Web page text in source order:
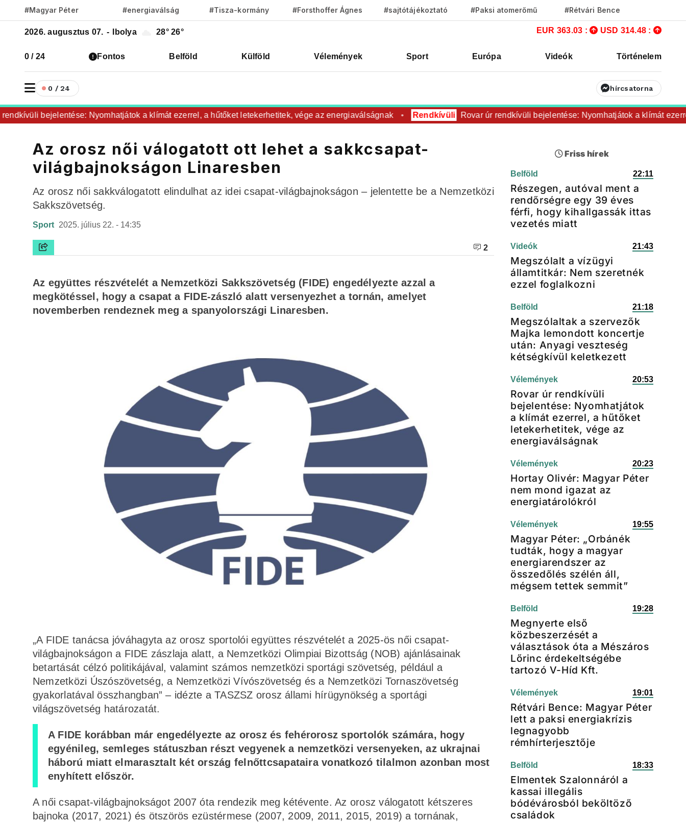
#Magyar Péter #energiaválság #Tisza-kormány #Forsthoffer Ágnes #sajtótájékoztató #Paksi atomerőmű #Rétvári Bence
2026. augusztus 07. - Ibolya 28° 26° EUR 363.03 : USD 314.48 :
0 / 24 Fontos Belföld Külföld Vélemények Sport Európa Videók Történelem
0 / 24 hírcsatorna
bejelentése: Nyomhatjátok a klímát ezerrel, a hűtőket letekerhetitek, vége az energiaválságnak Rendkívüli Rovar úr rendkívüli bejelentése: Nyomhatjátok a klímát ezerrel,
Az orosz női válogatott ott lehet a sakkcsapat-
világbajnokságon Linaresben
Az orosz női sakkválogatott elindulhat az idei csapat-világbajnokságon – jelentette be a Nemzetközi
Sakkszövetség.
Sport 2025. július 22. - 14:35
2
Az együttes részvételét a Nemzetközi Sakkszövetség (FIDE) engedélyezte azzal a
megkötéssel, hogy a csapat a FIDE-zászló alatt versenyezhet a tornán, amelyet
novemberben rendeznek meg a spanyolországi Linaresben.
„A FIDE tanácsa jóváhagyta az orosz sportolói együttes részvételét a 2025-ös női csapat-
világbajnokságon a FIDE zászlaja alatt, a Nemzetközi Olimpiai Bizottság (NOB) ajánlásainak
betartását célzó politikájával, valamint számos nemzetközi sportági szövetség, például a
Nemzetközi Úszószövetség, a Nemzetközi Vívószövetség és a Nemzetközi Tornaszövetség
gyakorlatával összhangban” – idézte a TASZSZ orosz állami hírügynökség a sportági
világszövetség határozatát.
A FIDE korábban már engedélyezte az orosz és fehérorosz sportolók számára, hogy
egyénileg, semleges státuszban részt vegyenek a nemzetközi versenyeken, az ukrajnai
háború miatt elmarasztalt két ország felnőttcsapataira vonatkozó tilalmon azonban most
enyhített először.
A női csapat-világbajnokságot 2007 óta rendezik meg kétévente. Az orosz válogatott kétszeres
bajnoka (2017, 2021) és ötszörös ezüstérmese (2007, 2009, 2011, 2015, 2019) a tornának,
Friss hírek
Belföld 22:11
Részegen, autóval ment a
rendőrségre egy 39 éves
férfi, hogy kihallgassák ittas
vezetés miatt
Videók 21:43
Megszólalt a vízügyi
államtitkár: Nem szeretnék
ezzel foglalkozni
Belföld 21:18
Megszólaltak a szervezők
Majka lemondott koncertje
után: Anyagi veszteség
kétségkívül keletkezett
Vélemények 20:53
Rovar úr rendkívüli
bejelentése: Nyomhatjátok
a klímát ezerrel, a hűtőket
letekerhetitek, vége az
energiaválságnak
Vélemények 20:23
Hortay Olivér: Magyar Péter
nem mond igazat az
energiatárolókról
Vélemények 19:55
Magyar Péter: „Orbánék
tudták, hogy a magyar
energiarendszer az
összedőlés szélén áll,
mégsem tettek semmit”
Belföld 19:28
Megnyerte első
közbeszerzését a
választások óta a Mészáros
Lőrinc érdekeltségébe
tartozó V-Híd Kft.
Vélemények 19:01
Rétvári Bence: Magyar Péter
lett a paksi energiakrízis
legnagyobb
rémhírterjesztője
Belföld 18:33
Elmentek Szalonnáról a
kassai illegális
bódévárosból beköltöző
családok